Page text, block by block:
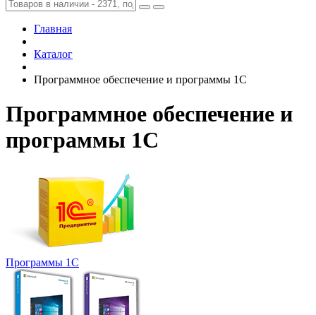
Главная
Каталог
Программное обеспечение и программы 1С
Программное обеспечение и
программы 1С
Программы 1С